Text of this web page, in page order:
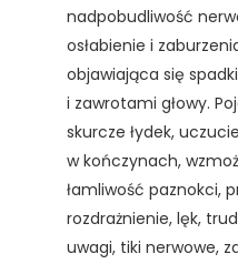
nadpobudliwość
osłabienie i
objawiająca się
i zawrotami głowy.
skurcze łydek,
w kończynach,
łamliwość paznokci,
rozdrażnienie, lęk,
uwagi, tiki nerwowe,